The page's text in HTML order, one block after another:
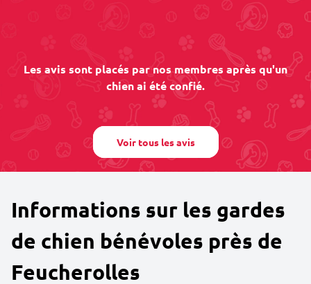
Les avis sont placés par nos membres après qu'un
chien ai été confié.
Voir tous les avis
Informations sur les gardes
de chien bénévoles près de
Feucherolles